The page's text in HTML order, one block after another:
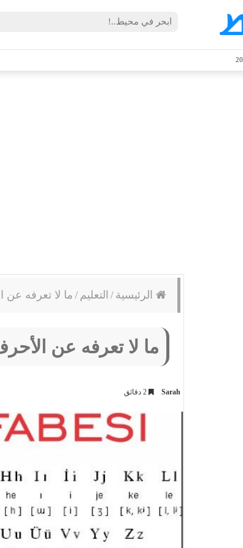
الرئيسية / التعليم / ما لا تعرفه عن
ما لا تعرفه عن
Sarah